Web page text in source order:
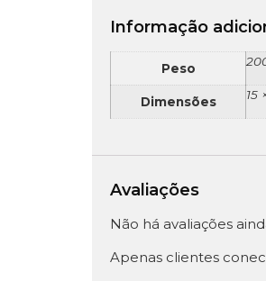
Informação
Peso
Dimensões 15
Avaliações
Não há avaliações
Apenas clientes